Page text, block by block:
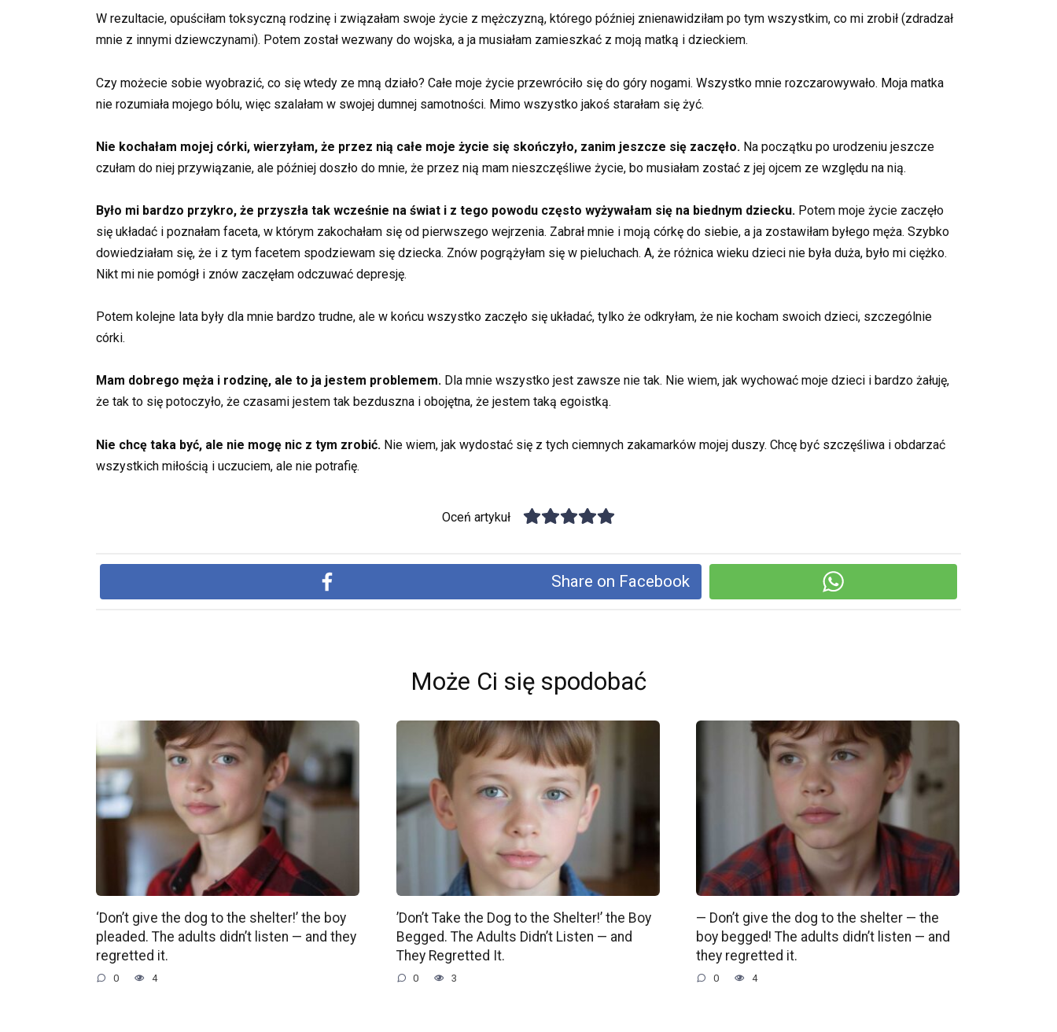
W rezultacie, opuściłam toksyczną rodzinę i związałam swoje życie z mężczyzną, którego później znienawidziłam po tym wszystkim, co mi zrobił (zdradzał
mnie z innymi dziewczynami). Potem został wezwany do wojska, a ja musiałam zamieszkać z moją matką i dzieckiem.
Czy możecie sobie wyobrazić, co się wtedy ze mną działo? Całe moje życie przewróciło się do góry nogami. Wszystko mnie rozczarowywało. Moja matka
nie rozumiała mojego bólu, więc szalałam w swojej dumnej samotności. Mimo wszystko jakoś starałam się żyć.
Nie kochałam mojej córki, wierzyłam, że przez nią całe moje życie się skończyło, zanim jeszcze się zaczęło. Na początku po urodzeniu jeszcze
czułam do niej przywiązanie, ale później doszło do mnie, że przez nią mam nieszczęśliwe życie, bo musiałam zostać z jej ojcem ze względu na nią.
Było mi bardzo przykro, że przyszła tak wcześnie na świat i z tego powodu często wyżywałam się na biednym dziecku. Potem moje życie zaczęło
się układać i poznałam faceta, w którym zakochałam się od pierwszego wejrzenia. Zabrał mnie i moją córkę do siebie, a ja zostawiłam byłego męża. Szybko
dowiedziałam się, że i z tym facetem spodziewam się dziecka. Znów pogrążyłam się w pieluchach. A, że różnica wieku dzieci nie była duża, było mi ciężko.
Nikt mi nie pomógł i znów zaczęłam odczuwać depresję.
Potem kolejne lata były dla mnie bardzo trudne, ale w końcu wszystko zaczęło się układać, tylko że odkryłam, że nie kocham swoich dzieci, szczególnie
córki.
Mam dobrego męża i rodzinę, ale to ja jestem problemem. Dla mnie wszystko jest zawsze nie tak. Nie wiem, jak wychować moje dzieci i bardzo żałuję,
że tak to się potoczyło, że czasami jestem tak bezduszna i obojętna, że jestem taką egoistką.
Nie chcę taka być, ale nie mogę nic z tym zrobić. Nie wiem, jak wydostać się z tych ciemnych zakamarków mojej duszy. Chcę być szczęśliwa i obdarzać
wszystkich miłością i uczuciem, ale nie potrafię.
Oceń artykuł
Share on Facebook
Może Ci się spodobać
‘Don’t give the dog to the shelter!’ the boy
pleaded. The adults didn’t listen — and they
regretted it.
0 4
’Don’t Take the Dog to the Shelter!’ the Boy
Begged. The Adults Didn’t Listen — and
They Regretted It.
0 3
— Don’t give the dog to the shelter — the
boy begged! The adults didn’t listen — and
they regretted it.
0 4